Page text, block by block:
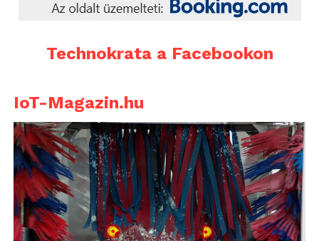
Elérhetőség
Technokrata a Facebookon
IoT-Magazin.hu